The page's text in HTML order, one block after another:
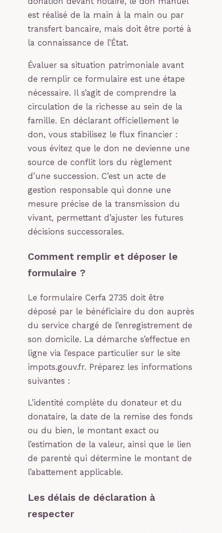
est réalisé de la main à la main ou par
transfert bancaire, mais doit être porté à
la connaissance de l’État.
Évaluer sa situation patrimoniale avant
de remplir ce formulaire est une étape
nécessaire. Il s’agit de comprendre la
circulation de la richesse au sein de la
famille. En déclarant officiellement le
don, vous stabilisez le flux financier :
vous évitez que le don ne devienne une
source de conflit lors du règlement
d’une succession. C’est un acte de
gestion responsable qui donne une
mesure précise de la transmission du
vivant, permettant d’ajuster les futures
décisions successorales.
Comment remplir et déposer le
formulaire ?
Le formulaire Cerfa 2735 doit être
déposé par le bénéficiaire du don auprès
du service chargé de l’enregistrement de
son domicile. La démarche s’effectue en
ligne via l’espace particulier sur le site
impots.gouv.fr. Préparez les informations
suivantes :
L’identité complète du donateur et du
donataire, la date de la remise des fonds
ou du bien, le montant exact ou
l’estimation de la valeur, ainsi que le lien
de parenté qui détermine le montant de
l’abattement applicable.
Les délais de déclaration à
respecter